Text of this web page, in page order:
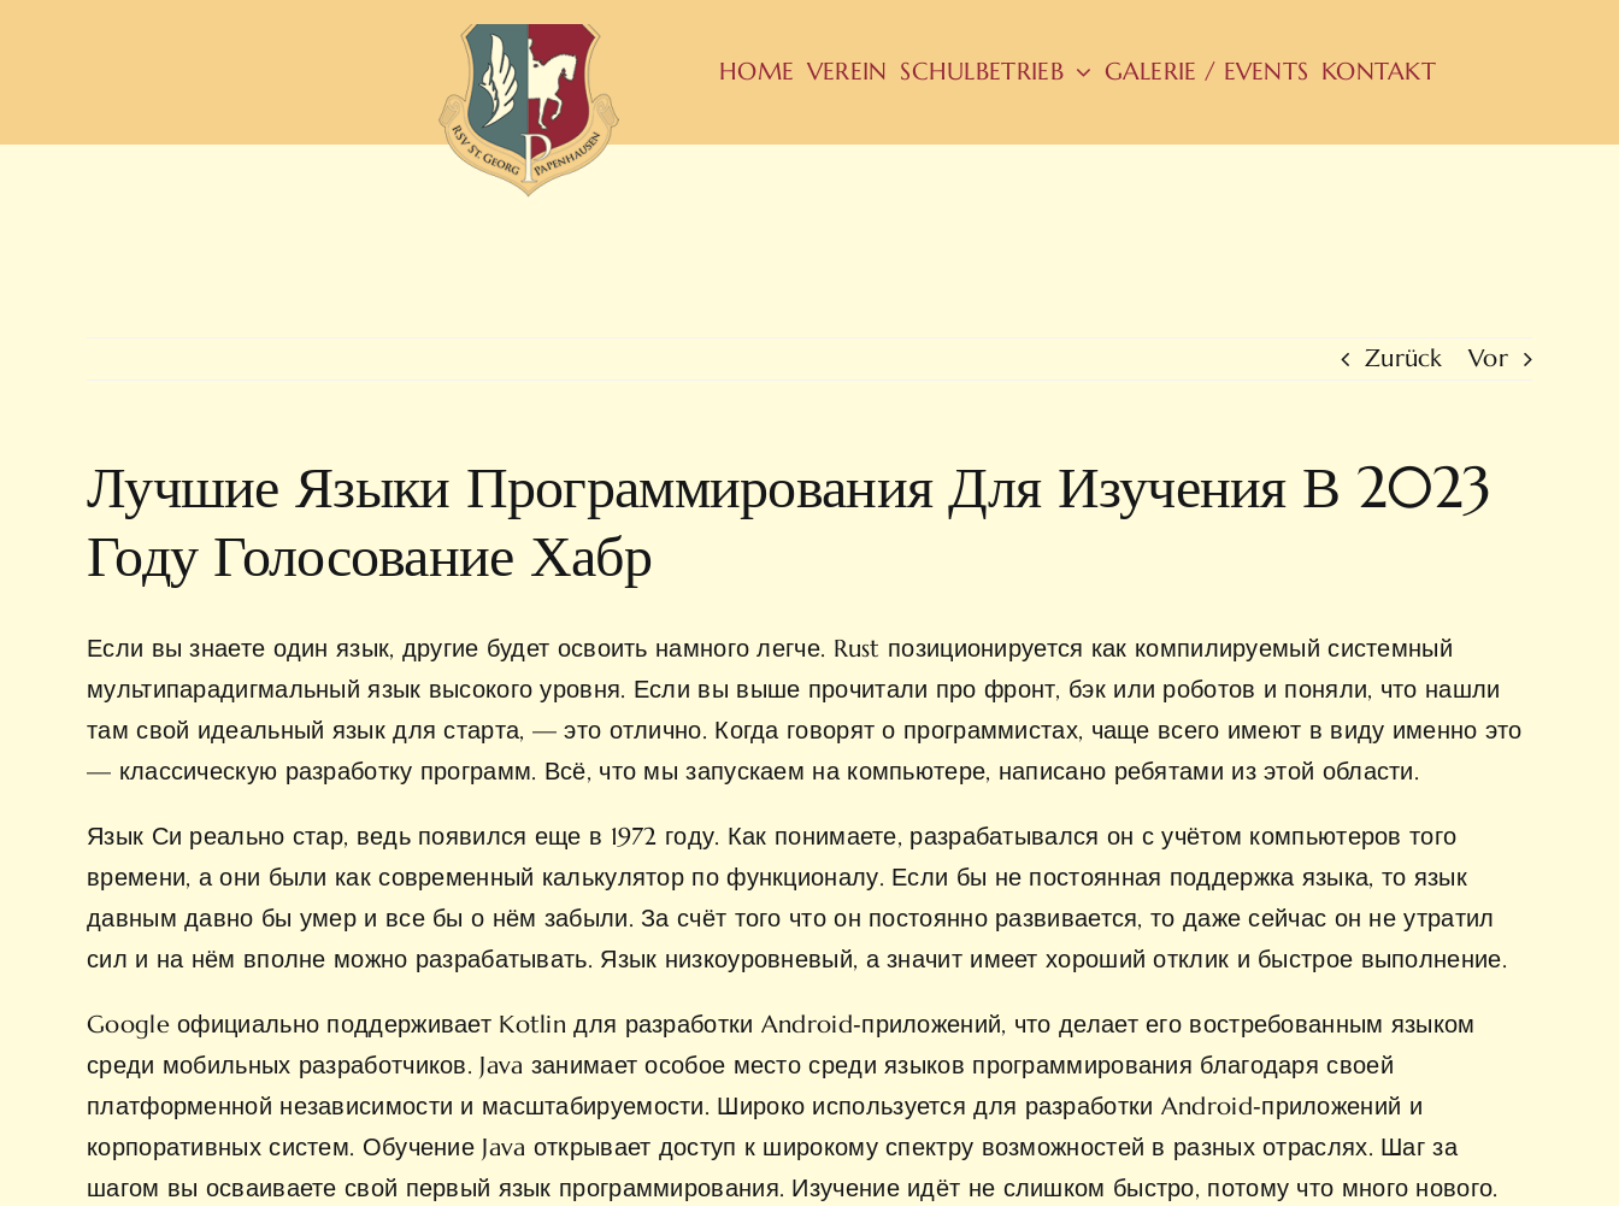
HOME VEREIN SCHULBETRIEB GALERIE / EVENTS KONTAKT
Zurück Vor
Лучшие Языки Программирования Для Изучения В 2023
Году Голосование Хабр
Если вы знаете один язык, другие будет освоить намного легче. Rust позиционируется как компилируемый системный
мультипарадигмальный язык высокого уровня. Если вы выше прочитали про фронт, бэк или роботов и поняли, что нашли
там свой идеальный язык для старта, — это отлично. Когда говорят о программистах, чаще всего имеют в виду именно это
— классическую разработку программ. Всё, что мы запускаем на компьютере, написано ребятами из этой области.
Язык Си реально стар, ведь появился еще в 1972 году. Как понимаете, разрабатывался он с учётом компьютеров того
времени, а они были как современный калькулятор по функционалу. Если бы не постоянная поддержка языка, то язык
давным давно бы умер и все бы о нём забыли. За счёт того что он постоянно развивается, то даже сейчас он не утратил
сил и на нём вполне можно разрабатывать. Язык низкоуровневый, а значит имеет хороший отклик и быстрое выполнение.
Google официально поддерживает Kotlin для разработки Android‑приложений, что делает его востребованным языком
среди мобильных разработчиков. Java занимает особое место среди языков программирования благодаря своей
платформенной независимости и масштабируемости. Широко используется для разработки Android‑приложений и
корпоративных систем. Обучение Java открывает доступ к широкому спектру возможностей в разных отраслях. Шаг за
шагом вы осваиваете свой первый язык программирования. Изучение идёт не слишком быстро, потому что много нового.